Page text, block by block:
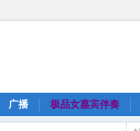
广播 极品女嘉宾伴奏